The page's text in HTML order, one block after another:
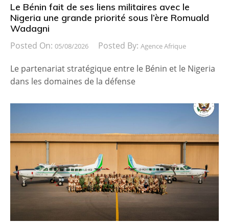
Le Bénin fait de ses liens militaires avec le
Nigeria une grande priorité sous l’ère Romuald
Wadagni
Posted On: 05/08/2026 Posted By: Agence Afrique
Le partenariat stratégique entre le Bénin et le Nigeria
dans les domaines de la défense